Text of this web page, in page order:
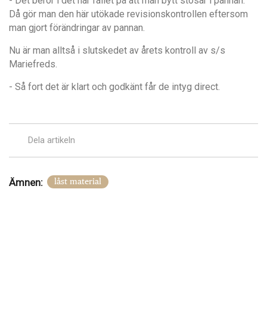
Då gör man den här utökade revisionskontrollen eftersom
man gjort förändringar av pannan.
Nu är man alltså i slutskedet av årets kontroll av s/s
Mariefreds.
- Så fort det är klart och godkänt får de intyg direct.
Dela artikeln
Ämnen: låst material